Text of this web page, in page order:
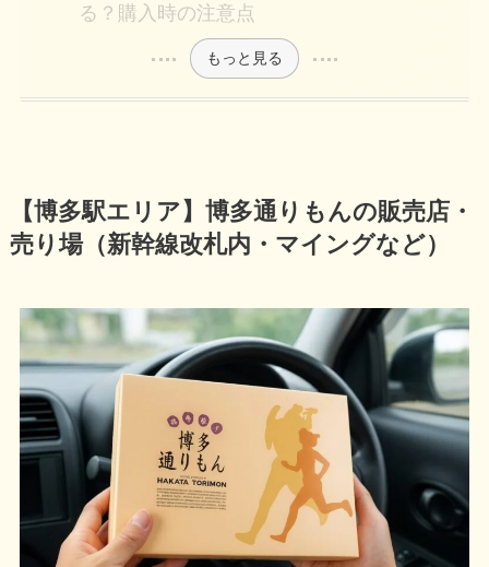
る？購入時の注意点
もっと見る
【博多駅エリア】博多通りもんの販売店・
売り場（新幹線改札内・マイングなど）